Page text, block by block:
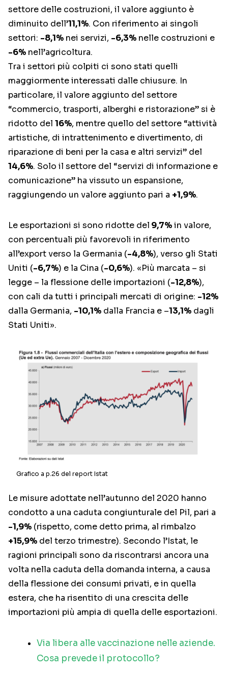
settore delle costruzioni, il valore aggiunto è
diminuito dell’11,1%. Con riferimento ai singoli
settori: -8,1% nei servizi, -6,3% nelle costruzioni e
-6% nell’agricoltura.
Tra i settori più colpiti ci sono stati quelli
maggiormente interessati dalle chiusure. In
particolare, il valore aggiunto del settore
“commercio, trasporti, alberghi e ristorazione” si è
ridotto del 16%, mentre quello del settore “attività
artistiche, di intrattenimento e divertimento, di
riparazione di beni per la casa e altri servizi” del
14,6%. Solo il settore del “servizi di informazione e
comunicazione” ha vissuto un espansione,
raggiungendo un valore aggiunto pari a +1,9%.
Le esportazioni si sono ridotte del 9,7%in valore,
con percentuali più favorevoli in riferimento
all’export verso la Germania (-4,8%), verso gli Stati
Uniti (-6,7%) e la Cina (-0,6%). «Più marcata – si
legge – la flessione delle importazioni (-12,8%),
con cali da tutti i principali mercati di origine: -12%
dalla Germania, -10,1% dalla Francia e –13,1% dagli
Stati Uniti».
Grafico a p.26 del report Istat
Le misure adottate nell’autunno del 2020 hanno
condotto a una caduta congiunturale del Pil, pari a
-1,9% (rispetto, come detto prima, al rimbalzo
+15,9% del terzo trimestre). Secondo l’Istat, le
ragioni principali sono da riscontrarsi ancora una
volta nella caduta della domanda interna, a causa
della flessione dei consumi privati, e in quella
estera, che ha risentito di una crescita delle
importazioni più ampia di quella delle esportazioni.
Via libera alle vaccinazione nelle aziende.
Cosa prevede il protocollo?